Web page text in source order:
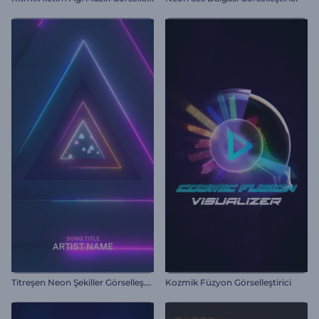
T
itreşen Neon Şekiller Görselleştirici Kozmik Füzyon Görselleştirici